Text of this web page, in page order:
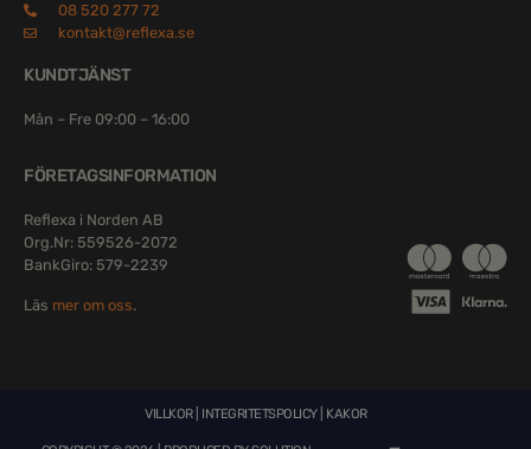
08 520 277 72
kontakt@reflexa.se
KUNDTJÄNST
Mån – Fre 09:00 – 16:00
FÖRETAGSINFORMATION
Reflexa i Norden AB
Org.Nr: 559526-2072
BankGiro: 579-2239
Läs mer om oss.
VILLKOR| INTEGRITETSPOLICY| KAKOR